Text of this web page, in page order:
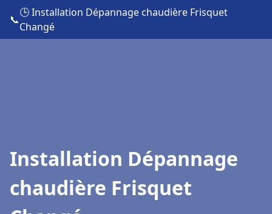
📞
🕒 Installation Dépannage chaudière Frisquet
Changé
Installation Dépannage
chaudière Frisquet